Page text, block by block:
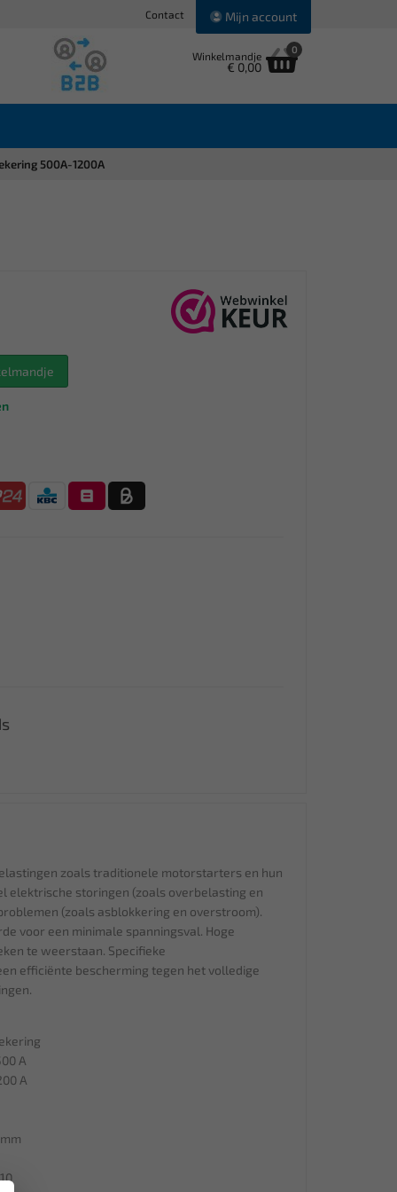
Contact Mijn account
Winkelmandje
€ 0,00
0
500A-1200A
zoals traditionele motorstarters en hun
elektrische storingen (zoals overbelasting en
(zoals asblokkering en overstroom).
voor een minimale spanningsval. Hoge
te weerstaan. Specifieke
efficiënte bescherming tegen het volledige
A
A